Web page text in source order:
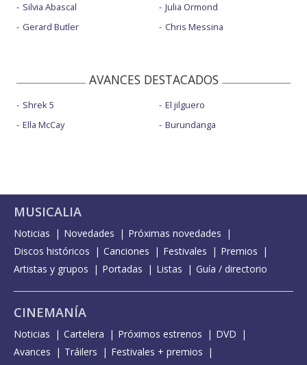
Silvia Abascal
Gerard Butler
Julia Ormond
Chris Messina
AVANCES DESTACADOS
Shrek 5
Ella McCay
El jilguero
Burundanga
MUSICALIA
Noticias Novedades
Próximas novedades
Discos históricos
Canciones Festivales
Premios
Artistas y grupos
Portadas Listas Guía / directorio
CINEMANÍA
Noticias Cartelera Próximos estrenos
DVD
Avances
Tráilers
Festivales + premios